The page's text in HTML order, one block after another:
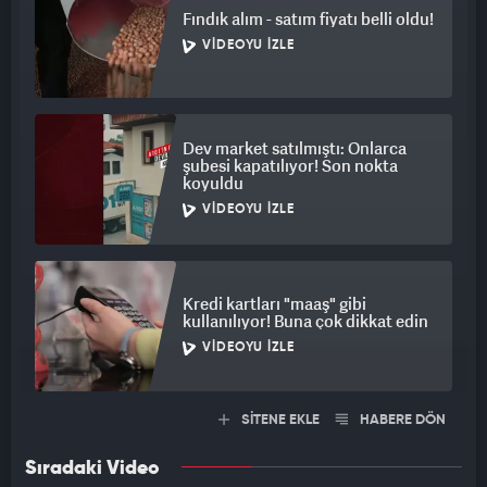
Fındık alım - satım fiyatı belli oldu!
VIDEOYU İZLE
Dev market satılmıştı: Onlarca
şubesi kapatılıyor! Son nokta
koyuldu
VIDEOYU İZLE
Kredi kartları "maaş" gibi
kullanılıyor! Buna çok dikkat edin
VIDEOYU İZLE
SİTENE EKLE HABERE DÖN
Sıradaki Video